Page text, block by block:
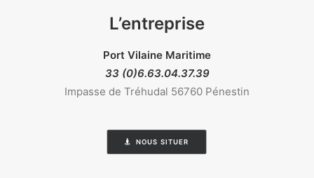
L’entreprise
Port Vilaine Maritime
33 (0)6.63.04.37.39
Impasse de Tréhudal 56760 Pénestin
NOUS SITUER